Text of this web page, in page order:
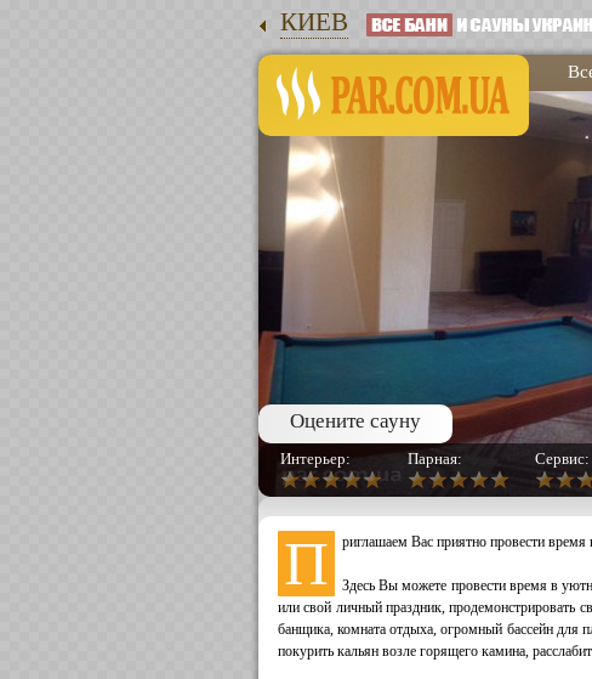
КИЕВ
Оцените сауну
Интерьер: Парная: Сервис:
П риглашаем Вас приятно провести время
Здесь Вы можете провести время в
или свой личный праздник, продемонстрировать
банщика, комната отдыха, огромный бассейн для
покурить кальян возле горящего камина,